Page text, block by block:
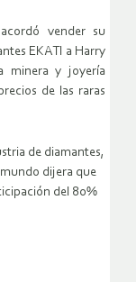
vender su
EKATI a Harry
minera y joyería
de las raras
de diamantes,
dijera que
del 80%